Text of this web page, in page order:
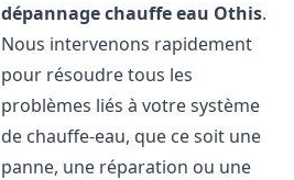
dépannage chauffe eau Othis.
Nous intervenons rapidement
pour résoudre tous les
problèmes liés à votre système
de chauffe-eau, que ce soit une
panne, une réparation ou une